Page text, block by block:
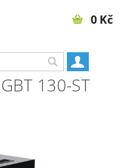
0 Kč
130-ST